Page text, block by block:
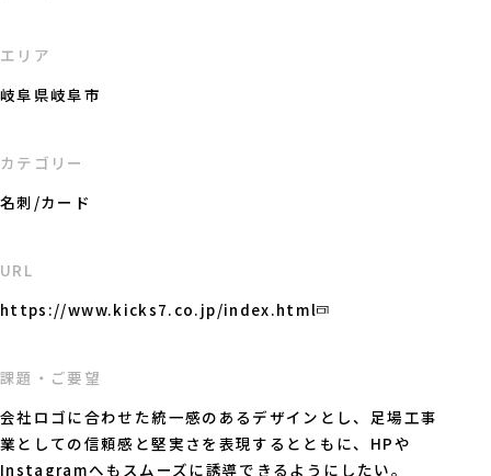
エリア
岐阜県岐阜市
カテゴリー
名刺/カード
URL
https://www.kicks7.co.jp/index.html
課題・ご要望
会社ロゴに合わせた統一感のあるデザインとし、足場工事
業としての信頼感と堅実さを表現するとともに、HPや
Instagramへもスムーズに誘導できるようにしたい。